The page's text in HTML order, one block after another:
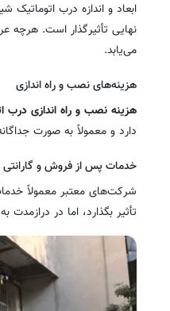
ابعاد و اندازه درب
نهایی تأثیرگذار است. هرچه
می‌یابد.
هزینه‌های نصب و راه اندازی
هزینه نصب و راه اندازی درب
دارد و معمولاً به صورت
خدمات پس از فروش و گارانتی
شرکت‌های معتبر معمولاً
تأثیر بگذارد، اما در